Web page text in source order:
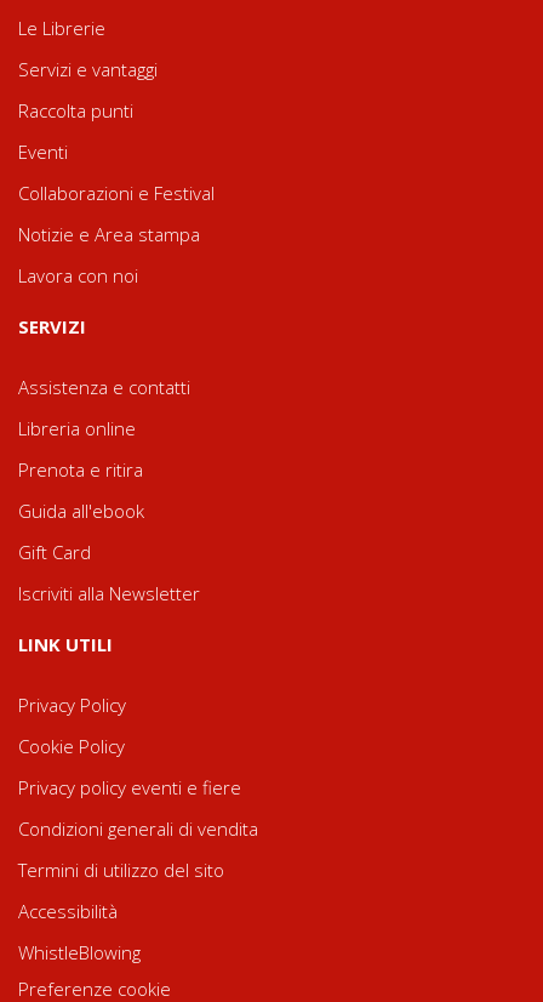
Le Librerie
Servizi e vantaggi
Raccolta punti
Eventi
Collaborazioni e Festival
Notizie e Area stampa
Lavora con noi
SERVIZI
Assistenza e contatti
Libreria online
Prenota e ritira
Guida all'ebook
Gift Card
Iscriviti alla Newsletter
LINK UTILI
Privacy Policy
Cookie Policy
Privacy policy eventi e fiere
Condizioni generali di vendita
Termini di utilizzo del sito
Accessibilità
WhistleBlowing
Preferenze cookie